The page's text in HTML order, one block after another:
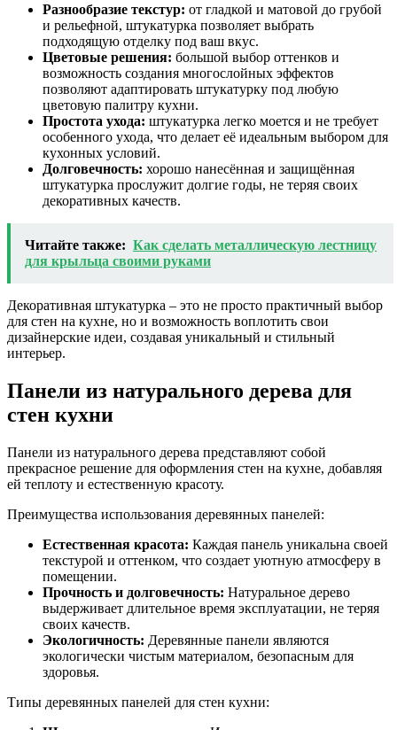
Разнообразие текстур: от гладкой и матовой до грубой
и рельефной, штукатурка позволяет выбрать
подходящую отделку под ваш вкус.
Цветовые решения: большой выбор оттенков и
возможность создания многослойных эффектов
позволяют адаптировать штукатурку под любую
цветовую палитру кухни.
Простота ухода: штукатурка легко моется и не требует
особенного ухода, что делает её идеальным выбором для
кухонных условий.
Долговечность: хорошо нанесённая и защищённая
штукатурка прослужит долгие годы, не теряя своих
декоративных качеств.
Читайте также: Как сделать металлическую лестницу
для крыльца своими руками
Декоративная штукатурка – это не просто практичный выбор
для стен на кухне, но и возможность воплотить свои
дизайнерские идеи, создавая уникальный и стильный
интерьер.
Панели из натурального дерева для
стен кухни
Панели из натурального дерева представляют собой
прекрасное решение для оформления стен на кухне, добавляя
ей теплоту и естественную красоту.
Преимущества использования деревянных панелей:
Естественная красота: Каждая панель уникальна своей
текстурой и оттенком, что создает уютную атмосферу в
помещении.
Прочность и долговечность: Натуральное дерево
выдерживает длительное время эксплуатации, не теряя
своих качеств.
Экологичность: Деревянные панели являются
экологически чистым материалом, безопасным для
здоровья.
Типы деревянных панелей для стен кухни: